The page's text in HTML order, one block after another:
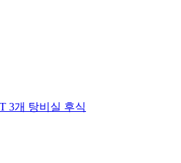
3개 탕비실 후식